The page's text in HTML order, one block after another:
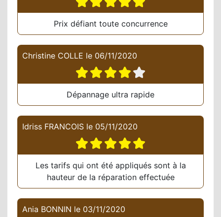
Prix défiant toute concurrence
Christine COLLE le 06/11/2020
Dépannage ultra rapide
Idriss FRANCOIS le 05/11/2020
Les tarifs qui ont été appliqués sont à la
hauteur de la réparation effectuée
Ania BONNIN le 03/11/2020